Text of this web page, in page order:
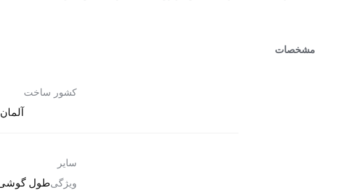
مشخصات
کشور ساخت
آلمان
سایر
ویژگی